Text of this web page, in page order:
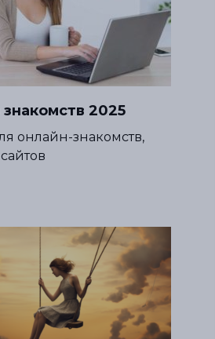
2025
онлайн-знакомств,